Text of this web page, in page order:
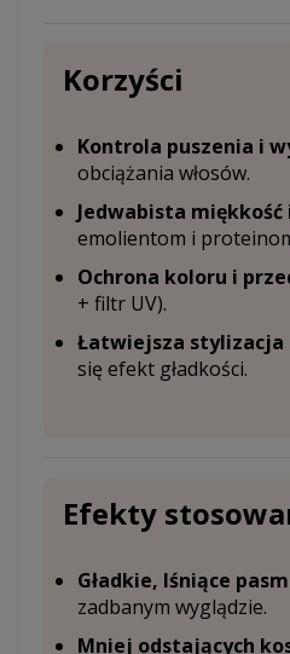
Korzyści
Kontrola puszenia i
obciążania włosów.
Jedwabista miękkość
emolientom i
Ochrona koloru i
+ filtr UV).
Łatwiejsza stylizacja
się efekt gładkości.
Efekty
Gładkie, lśniące
zadbanym wyglądzie.
Mniej odstających